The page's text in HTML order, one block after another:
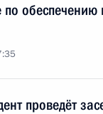
по обеспечению
проведёт